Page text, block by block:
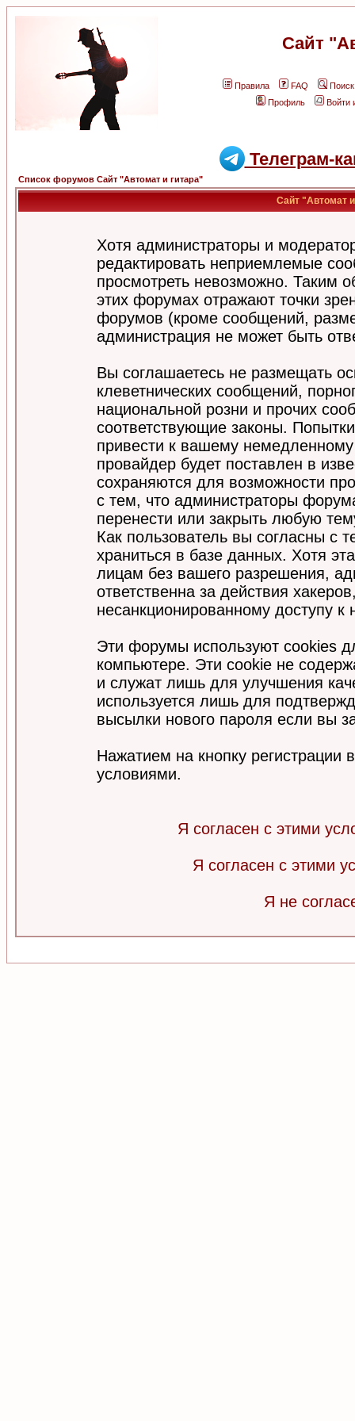
Сайт
Правила FAQ
Поиск
Профиль
Войти
Телеграм-
Список форумов Сайт "Автомат и гитара"
Сайт "Автомат и
Хотя администраторы и
редактировать неприемлемые
просмотреть невозможно. Таким
этих форумах отражают точки
форумов (кроме сообщений,
администрация не может быть
Вы соглашаетесь не размещать
клеветнических сообщений,
национальной розни и прочих
соответствующие законы.
привести к вашему
провайдер будет поставлен в
сохраняются для возможности
с тем, что администраторы
перенести или закрыть любую
Как пользователь вы согласны с
храниться в базе данных. Хотя
лицам без вашего разрешения,
ответственна за действия
несанкционированному доступу к
Эти форумы используют cookies
компьютере. Эти cookie не
и служат лишь для улучшения
используется лишь для
высылки нового пароля если вы
Нажатием на кнопку регистрации
условиями.
Я согласен с этими
Я согласен с этими
Я не